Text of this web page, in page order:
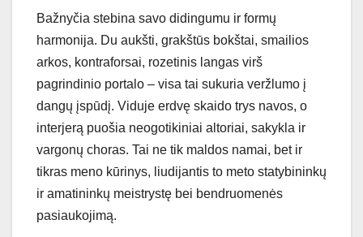
Bažnyčia stebina savo didingumu ir formų
harmonija. Du aukšti, grakštūs bokštai, smailios
arkos, kontraforsai, rozetinis langas virš
pagrindinio portalo – visa tai sukuria veržlumo į
dangų įspūdį. Viduje erdvę skaido trys navos, o
interjerą puošia neogotikiniai altoriai, sakykla ir
vargonų choras. Tai ne tik maldos namai, bet ir
tikras meno kūrinys, liudijantis to meto statybininkų
ir amatininkų meistrystę bei bendruomenės
pasiaukojimą.